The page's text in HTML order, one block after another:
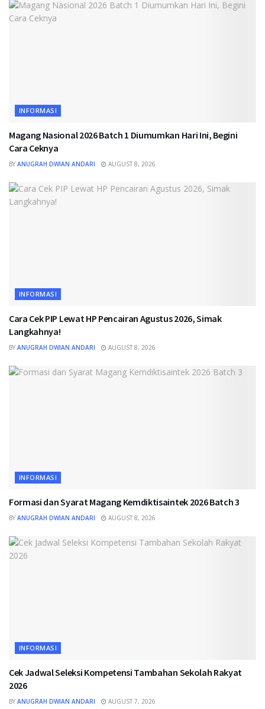
INFORMASI
Magang Nasional 2026 Batch 1 Diumumkan Hari Ini, Begini
Cara Ceknya
BY ANUGRAH DWIAN ANDARI AUGUST 8, 2026
INFORMASI
Cara Cek PIP Lewat HP Pencairan Agustus 2026, Simak
Langkahnya!
BY ANUGRAH DWIAN ANDARI AUGUST 8, 2026
INFORMASI
Formasi dan Syarat Magang Kemdiktisaintek 2026 Batch 3
BY ANUGRAH DWIAN ANDARI AUGUST 8, 2026
INFORMASI
Cek Jadwal Seleksi Kompetensi Tambahan Sekolah Rakyat
2026
BY ANUGRAH DWIAN ANDARI AUGUST 7, 2026